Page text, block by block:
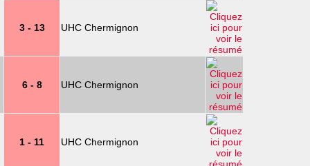
3 - 13 UHC Chermignon
6 - 8 UHC Chermignon
1 - 11 UHC Chermignon